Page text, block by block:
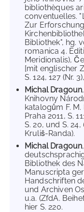
bibliothèques
conventuelles.
Zur
Bibliothek", hg.
romanica 4.
Meridionalis),
[mit englischer
S. 124, 127 (Nr.
Michal Dragoun
Knihovny
katalogům F. M.
Praha 2011, S.
S. 20, und S.
Kruliš-Randa).
Michal Dragoun
Bibliothek des
Manuscripta
Handschriften
und Archiven
u.a. (ZfdA.
hier S. 220.